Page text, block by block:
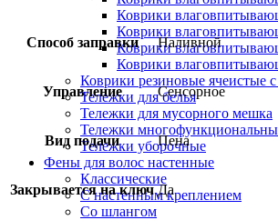
Коврики
Коврики
Коврики
Коврики
Коврики резиновые ячеистые
Тележки для белья
Тележки для мусорного мешка
Тележки
Тележки уборочные
Фены для волос настенные
Классические
С настенным креплением
Со шлангом
Способ заправки Наливной
Управление Сенсорное
Вид подачи Пена
Закрывается на ключ Да